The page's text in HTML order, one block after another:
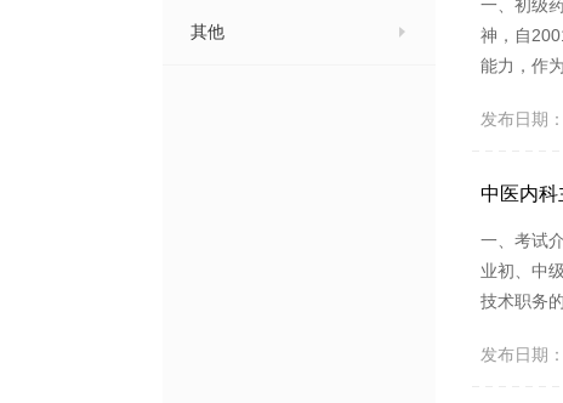
其他
一、初级
神，自
能力，作
（3）考试
发布日期
中医内
一、考试
业初、中
技术职务
均采用人
发布日期